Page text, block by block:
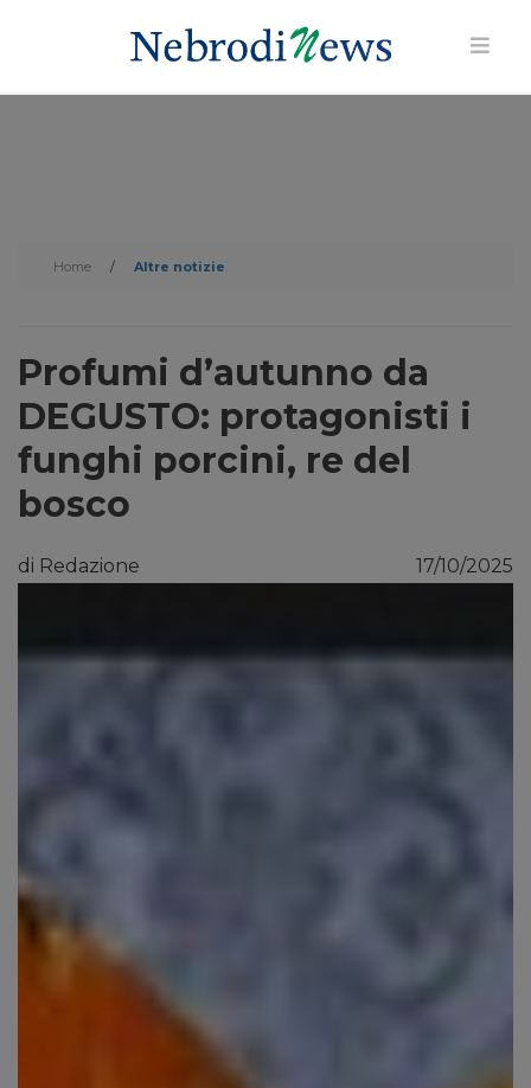
Home / Altre notizie
Profumi d’autunno da
DEGUSTO: protagonisti i
funghi porcini, re del
bosco
di Redazione 17/10/2025